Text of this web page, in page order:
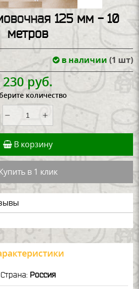
125 мм - 10
метров
в наличии (1 шт)
230 руб.
количество
В корзину
в 1 клик
Страна: Россия